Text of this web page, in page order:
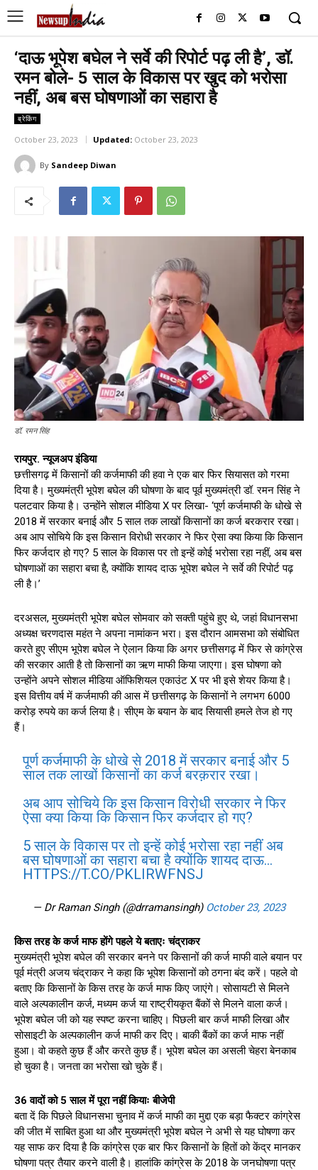
‘दाऊ भूपेश बघेल ने सर्वे की रिपोर्ट पढ़ ली है’, डॉ.
रमन बोले- 5 साल के विकास पर खुद को भरोसा
नहीं, अब बस घोषणाओं का सहारा है
ब्रेकिंग
October 23, 2023 Updated: October 23, 2023
By Sandeep Diwan
डॉ. रमन सिंह
रायपुर. न्यूजअप इंडिया
छत्तीसगढ़ में किसानों की कर्जमाफी की हवा ने एक बार फिर सियासत को गरमा
दिया है। मुख्यमंत्री भूपेश बघेल की घोषणा के बाद पूर्व मुख्यमंत्री डॉ. रमन सिंह ने
पलटवार किया है। उन्होंने सोशल मीडिया X पर लिखा- ‘पूर्ण कर्जमाफी के धोखे से
2018 में सरकार बनाई और 5 साल तक लाखों किसानों का कर्ज बरकरार रखा।
अब आप सोचिये कि इस किसान विरोधी सरकार ने फिर ऐसा क्या किया कि किसान
फिर कर्जदार हो गए? 5 साल के विकास पर तो इन्हें कोई भरोसा रहा नहीं, अब बस
घोषणाओं का सहारा बचा है, क्योंकि शायद दाऊ भूपेश बघेल ने सर्वे की रिपोर्ट पढ़
ली है।’
दरअसल, मुख्यमंत्री भूपेश बघेल सोमवार को सक्ती पहुंचे हुए थे, जहां विधानसभा
अध्यक्ष चरणदास महंत ने अपना नामांकन भरा। इस दौरान आमसभा को संबोधित
करते हुए सीएम भूपेश बघेल ने ऐलान किया कि अगर छत्तीसगढ़ में फिर से कांग्रेस
की सरकार आती है तो किसानों का ऋण माफी किया जाएगा। इस घोषणा को
उन्होंने अपने सोशल मीडिया ऑफिशियल एकाउंट X पर भी इसे शेयर किया है।
इस वित्तीय वर्ष में कर्जमाफी की आस में छत्तीसगढ़ के किसानों ने लगभग 6000
करोड़ रुपये का कर्ज लिया है। सीएम के बयान के बाद सियासी हमले तेज हो गए
हैं।
पूर्ण कर्जमाफी के धोखे से 2018 में सरकार बनाई और 5
साल तक लाखों किसानों का कर्ज बरक़रार रखा।
अब आप सोचिये कि इस किसान विरोधी सरकार ने फिर
ऐसा क्या किया कि किसान फिर कर्जदार हो गए?
5 साल के विकास पर तो इन्हें कोई भरोसा रहा नहीं अब
बस घोषणाओं का सहारा बचा है क्योंकि शायद दाऊ…
HTTPS://T.CO/PKLIRWFNSJ
— Dr Raman Singh (@drramansingh) October 23, 2023
किस तरह के कर्ज माफ होंगे पहले ये बताएः चंद्राकर
मुख्यमंत्री भूपेश बघेल की सरकार बनने पर किसानों की कर्ज माफी वाले बयान पर
पूर्व मंत्री अजय चंद्राकर ने कहा कि भूपेश किसानों को ठगना बंद करें। पहले वो
बताए कि ​किसानों के किस तरह के कर्ज माफ किए जाएंगे। सोसायटी से मिलने
वाले अल्पकालीन कर्ज, मध्यम कर्ज या राष्ट्रीयकृत बैंकों से मिलने वाला कर्ज।
भूपेश बघेल जी को यह स्पष्ट करना चाहिए। पिछली बार कर्ज माफी लिखा और
सोसाइटी के अल्पकालीन कर्ज माफी कर दिए। बाकी बैंकों का कर्ज माफ नहीं
हुआ। वो कहते कुछ हैं और करते कुछ हैं। भूपेश बघेल का असली चेहरा बेनकाब
हो चुका है। जनता का भरोसा खो चुके हैं।
36 वादों को 5 साल में पूरा नहीं कियाः बीजेपी
बता दें कि पिछले विधानसभा चुनाव में कर्ज माफी का मुद्दा एक बड़ा फैक्टर कांग्रेस
की जीत में साबित हुआ था और मुख्यमंत्री भूपेश बघेल ने अभी से यह घोषणा कर
यह साफ कर दिया है कि कांग्रेस एक बार फिर किसानों के हितों को केंद्र मानकर
घोषणा पत्र तैयार करने वाली है। हालांकि कांग्रेस के 2018 के जनघोषणा पत्र